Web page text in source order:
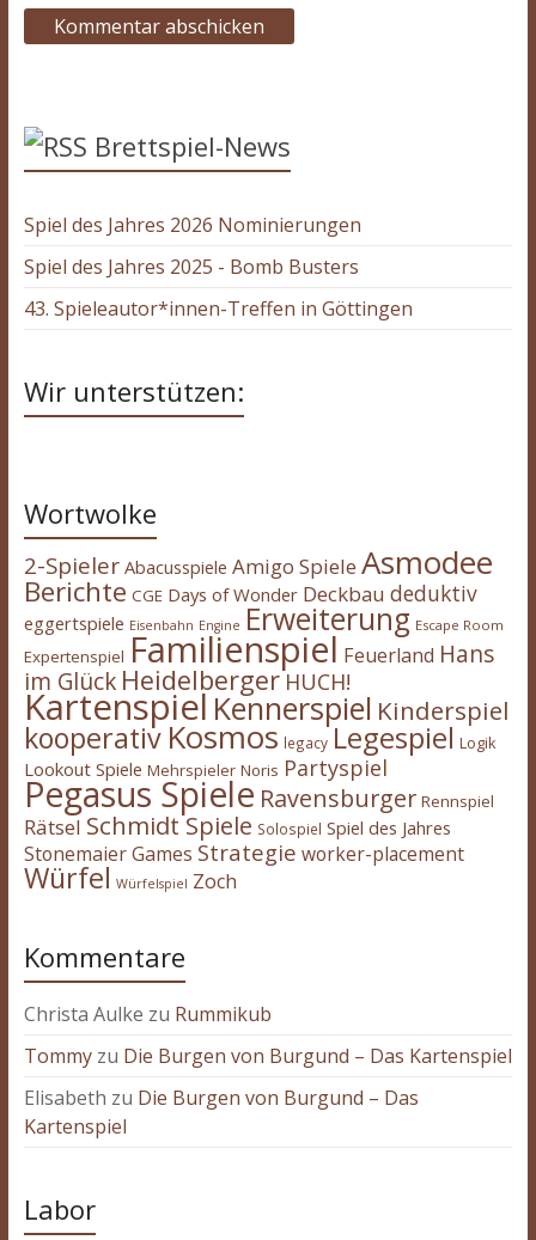
Brettspiel-News
Spiel des Jahres 2026 Nominierungen
Spiel des Jahres 2025 - Bomb Busters
43. Spieleautor*innen-Treffen in Göttingen
Wir unterstützen:
Wortwolke
2-Spieler Abacusspiele Amigo Spiele Asmodee
Berichte CGE Days of Wonder Deckbau deduktiv
eggertspiele Eisenbahn Engine Erweiterung Escape Room
Expertenspiel Familienspiel Feuerland Hans
im Glück Heidelberger HUCH!
KartenspielKennerspiel Kinderspiel
kooperativ Kosmos legacy Legespiel Logik
Lookout Spiele Mehrspieler Noris Partyspiel
Pegasus Spiele Ravensburger Rennspiel
Rätsel Schmidt Spiele Solospiel Spiel des Jahres
Stonemaier Games Strategie worker-placement
Würfel Würfelspiel Zoch
Kommentare
Christa Aulke zu Rummikub
Tommyzu Die Burgen von Burgund – Das Kartenspiel
Elisabeth zu Die Burgen von Burgund – Das
Kartenspiel
Labor